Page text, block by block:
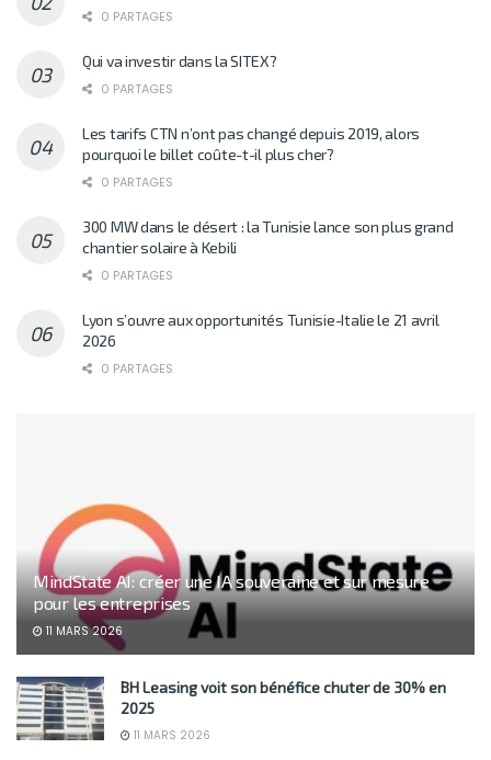
0 PARTAGES
Qui va investir dans la SITEX?
0 PARTAGES
Les tarifs CTN n’ont pas changé depuis 2019, alors
pourquoi le billet coûte-t-il plus cher?
0 PARTAGES
300 MW dans le désert : la Tunisie lance son plus grand
chantier solaire à Kebili
0 PARTAGES
Lyon s’ouvre aux opportunités Tunisie-Italie le 21 avril
2026
0 PARTAGES
MindState AI: créer une IA souveraine et sur mesure
pour les entreprises
11 MARS 2026
BH Leasing voit son bénéfice chuter de 30% en
2025
11 MARS 2026